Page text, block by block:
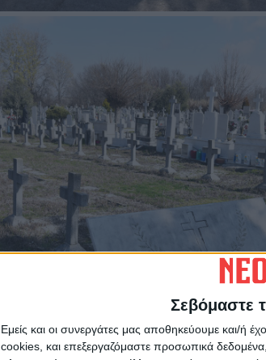
Σεβόμαστε
Εμείς και οι συνεργάτες μας αποθηκεύουμε και/
cookies, και επεξεργαζόμαστε προσωπικά